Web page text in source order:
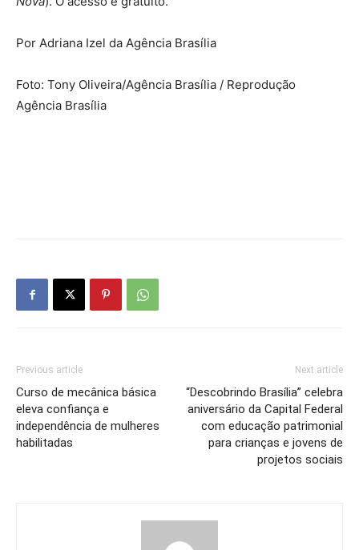
Por Adriana Izel da Agência Brasília
Foto: Tony Oliveira/Agência Brasília / Reprodução
Agência Brasília
Previous article
Curso de mecânica básica
eleva confiança e
independência de mulheres
habilitadas
Next article
“Descobrindo Brasília” celebra
aniversário da Capital Federal
com educação patrimonial
para crianças e jovens de
projetos sociais